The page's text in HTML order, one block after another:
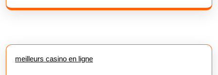
meilleurs casino en ligne